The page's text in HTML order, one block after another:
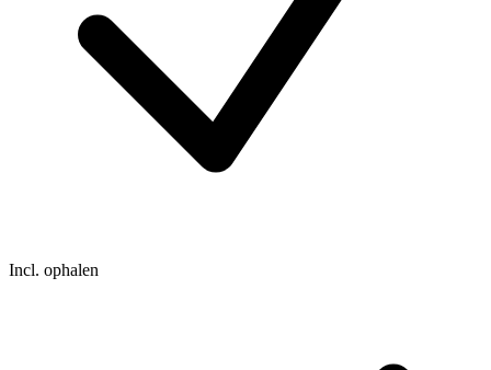
Incl. ophalen